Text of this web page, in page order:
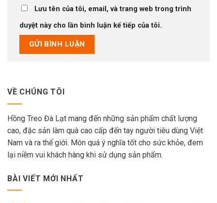
Lưu tên của tôi, email, và trang web trong trình
duyệt này cho lần bình luận kế tiếp của tôi.
VỀ CHÚNG TÔI
Hồng Treo Đà Lạt mang đến những sản phẩm chất lượng
cao, đặc sản làm quà cao cấp đến tay người tiêu dùng Việt
Nam và ra thế giới. Món quá ý nghĩa tốt cho sức khỏe, đem
lại niềm vui khách hàng khi sử dụng sản phẩm.
BÀI VIẾT MỚI NHẤT